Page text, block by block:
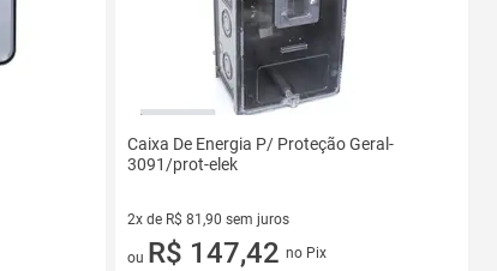
Caixa De Energia P/ Proteção Geral-
3091/prot-elek
2x de R$ 81,90 sem juros
2 vez de R$ 81,90 sem juros
ou R$ 147,42 no Pix